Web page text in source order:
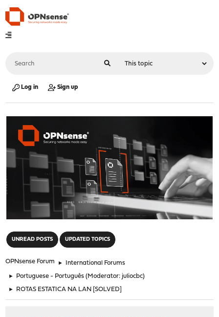
Log in Sign up
UNREAD POSTS UPDATED TOPICS
OPNsense Forum ► International Forums
► Portuguese - Português (Moderator: juliocbc)
► ROTAS ESTATICA NA LAN [SOLVED]